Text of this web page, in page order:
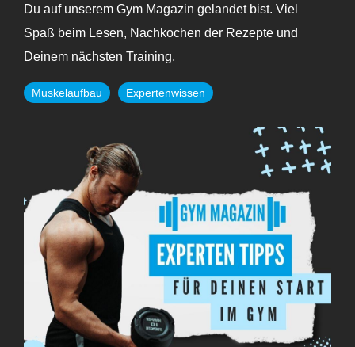
Du auf unserem Gym Magazin gelandet bist. Viel
Spaß beim Lesen, Nachkochen der Rezepte und
Deinem nächsten Training.
Muskelaufbau Expertenwissen